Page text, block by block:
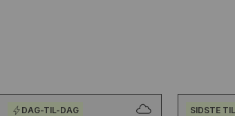
DAG-TIL-DAG
SIDSTE